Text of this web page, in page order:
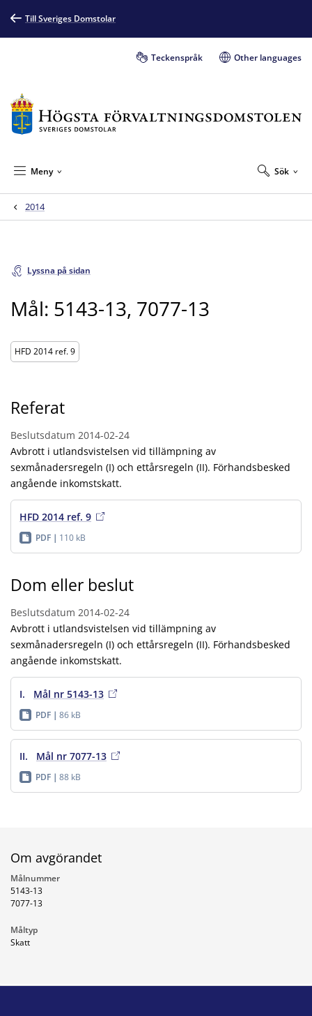
Till Sveriges Domstolar
Teckenspråk Other languages
Sök
Meny
2014
Lyssna på sidan
Mål: 5143-13, 7077-13
HFD 2014 ref. 9
Referat
Beslutsdatum 2014-02-24
Avbrott i utlandsvistelsen vid tillämpning av
sexmånadersregeln (I) och ettårsregeln (II). Förhandsbesked
angående inkomstskatt.
HFD 2014 ref. 9
PDF 110 kB
Dom eller beslut
Beslutsdatum 2014-02-24
Avbrott i utlandsvistelsen vid tillämpning av
sexmånadersregeln (I) och ettårsregeln (II). Förhandsbesked
angående inkomstskatt.
I. Mål nr 5143-13
PDF 86 kB
II. Mål nr 7077-13
PDF 88 kB
Om avgörandet
Målnummer
5143-13
7077-13
Måltyp
Skatt